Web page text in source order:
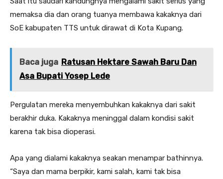
memaksa dia dan orang tuanya membawa kakaknya dari
SoE kabupaten TTS untuk dirawat di Kota Kupang.
Baca juga Ratusan Hektare Sawah Baru Dan
Asa Bupati Yosep Lede
Pergulatan mereka menyembuhkan kakaknya dari sakit
berakhir duka. Kakaknya meninggal dalam kondisi sakit
karena tak bisa dioperasi.
Apa yang dialami kakaknya seakan menampar bathinnya.
“Saya dan mama berpikir, kami salah, kami tak bisa